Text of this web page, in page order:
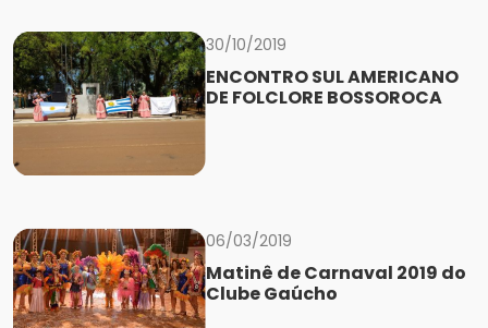
30/10/2019
ENCONTRO SUL AMERICANO
DE FOLCLORE BOSSOROCA
06/03/2019
Matinê de Carnaval 2019 do
Clube Gaúcho